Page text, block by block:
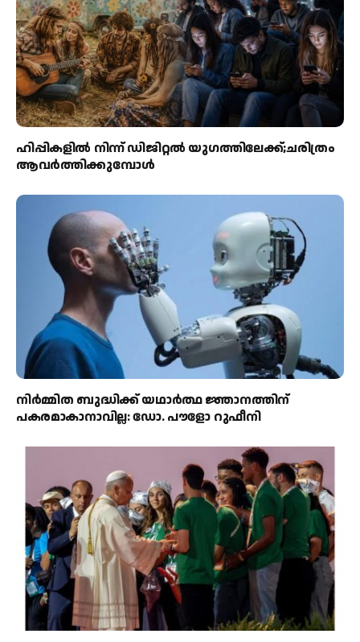
ഹിപ്പികളില്‍ നിന്ന് ഡിജിറ്റല്‍ യുഗത്തിലേക്ക്;ചരിത്രം
ആവര്‍ത്തിക്കുമ്പോള്‍
നിർമ്മിത ബുദ്ധിക്ക് യഥാർത്ഥ ജ്ഞാനത്തിന്
പകരമാകാനാവില്ല: ഡോ. പൗളോ റുഫീനി